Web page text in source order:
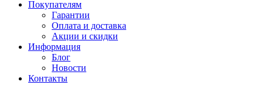
Покупателям
Гарантии
Оплата и доставка
Акции и скидки
Информация
Блог
Новости
Контакты